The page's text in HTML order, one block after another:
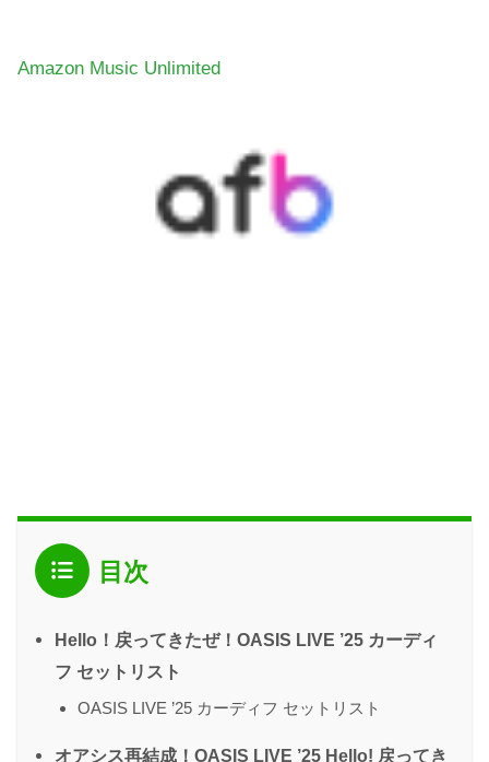
Amazon Music Unlimited
目次
Hello！戻ってきたぜ！OASIS LIVE ’25 カーディ
フ セットリスト
OASIS LIVE ’25 カーディフ セットリスト
オアシス再結成！OASIS LIVE ’25 Hello! 戻ってき